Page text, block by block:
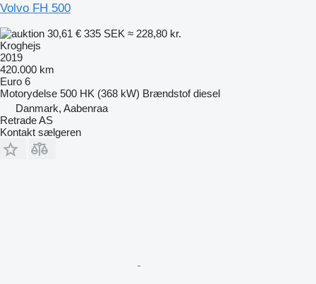
Volvo FH 500
30,61 € 335 SEK ≈ 228,80 kr.
Kroghejs
2019
420.000 km
Euro 6
Motorydelse 500 HK (368 kW) Brændstof diesel
Danmark, Aabenraa
Retrade AS
Kontakt sælgeren